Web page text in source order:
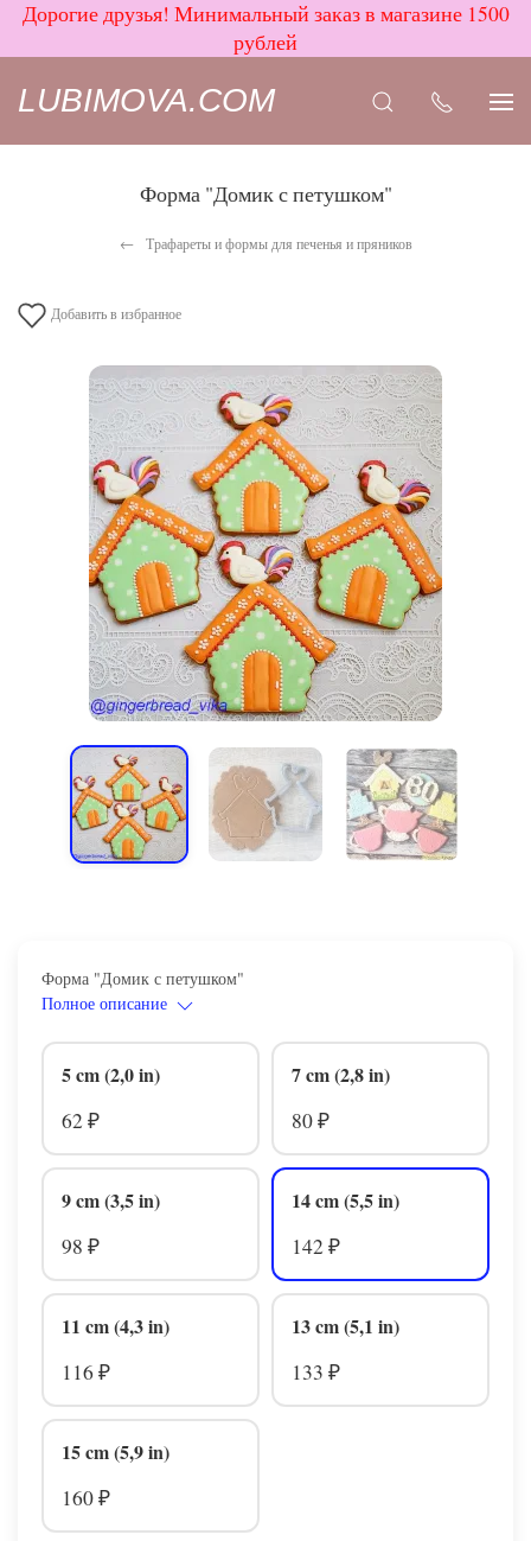
Дорогие друзья! Минимальный заказ в магазине 1500
рублей
LUBIMOVA.COM
Форма "Домик с петушком"
Трафареты и формы для печенья и пряников
Добавить в избранное
Форма "Домик с петушком"
Полное описание
5 cm (2,0 in)
62 ₽
7 cm (2,8 in)
80 ₽
9 cm (3,5 in)
98 ₽
14 cm (5,5 in)
142 ₽
11 cm (4,3 in)
116 ₽
13 cm (5,1 in)
133 ₽
15 cm (5,9 in)
160 ₽